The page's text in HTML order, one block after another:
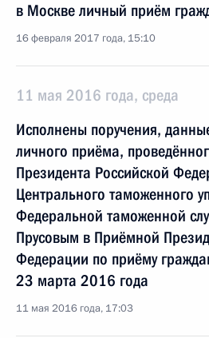
в Москве личный приём
16 февраля 2017 года, 15:10
11 мая 2016 года, среда
Исполнены поручения,
личного приёма,
Президента Российской
Центрального таможенного
Федеральной таможенной
Прусовым в Приёмной
Федерации по приёму
23 марта 2016 года
11 мая 2016 года, 17:03